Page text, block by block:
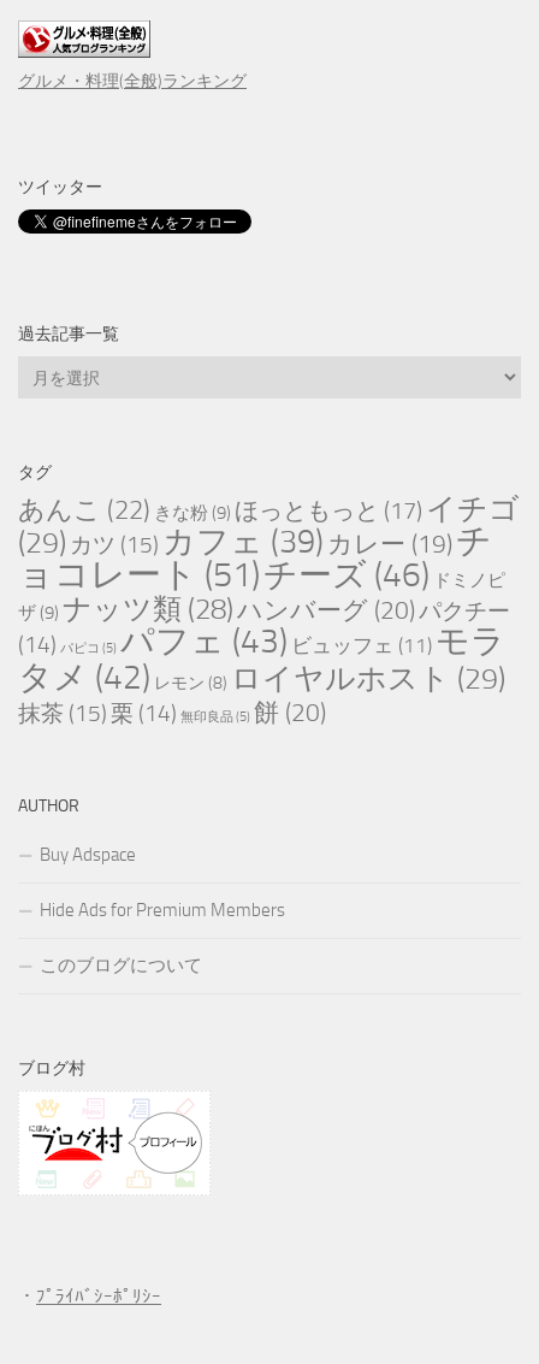
グルメ・料理(全般)ランキング
ツイッター
過去記事一覧
一
覧
タグ
あんこ (22) きな粉 (9) ほっともっと (17) イチゴ
(29) カツ (15) カフェ (39) カレー (19) チ
ョコレート (51)チーズ (46) ドミノピ
ザ (9) ナッツ類 (28)ハンバーグ (20)パクチー
(14) パピコ (5) パフェ (43) ビュッフェ (11) モラ
タメ (42) レモン (8) ロイヤルホスト (29)
抹茶 (15)栗 (14) 無印良品 (5) 餅 (20)
AUTHOR
Buy Adspace
Hide Ads for Premium Members
このブログについて
ブログ村
・ ﾌﾟﾗｲﾊﾞｼｰﾎﾟﾘｼｰ